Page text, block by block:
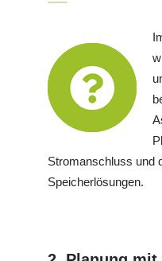
Stromanschluss und
Speicherlösungen.